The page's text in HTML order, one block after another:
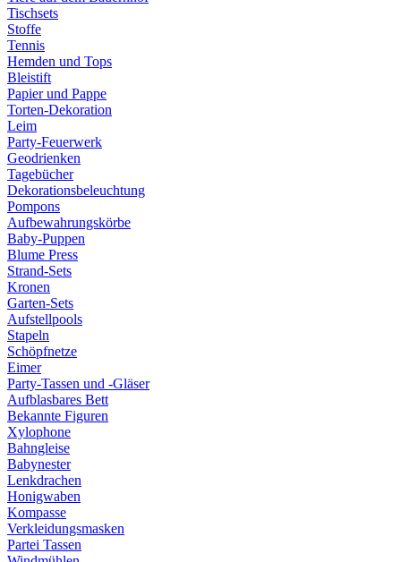
Tischsets
Stoffe
Tennis
Hemden und Tops
Bleistift
Papier und Pappe
Torten-Dekoration
Leim
Party-Feuerwerk
Geodrienken
Tagebücher
Dekorationsbeleuchtung
Pompons
Aufbewahrungskörbe
Baby-Puppen
Blume Press
Strand-Sets
Kronen
Garten-Sets
Aufstellpools
Stapeln
Schöpfnetze
Eimer
Party-Tassen und -Gläser
Aufblasbares Bett
Bekannte Figuren
Xylophone
Bahngleise
Babynester
Lenkdrachen
Honigwaben
Kompasse
Verkleidungsmasken
Partei Tassen